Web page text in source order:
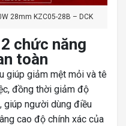
28mm KZC05-28B – DCK
chức năng
toàn
giúp giảm mệt mỏi và tê
đồng thời giảm độ
giúp người dùng điều
cao độ chính xác của